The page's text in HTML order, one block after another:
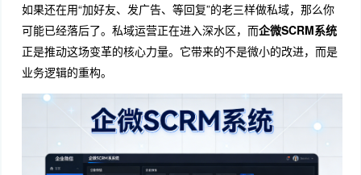
如果还在用“加好友、发广告、等回复”的老三样做私域，那么你
可能已经落后了。私域运营正在进入深水区，而企微SCRM系统
正是推动这场变革的核心力量。它带来的不是微小的改进，而是
业务逻辑的重构。